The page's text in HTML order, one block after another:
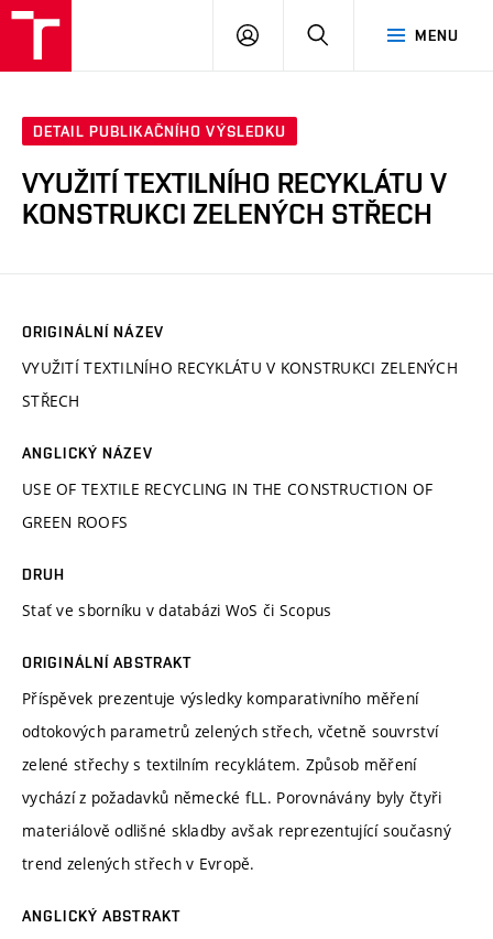
MENU
PŘIHLÁSIT
DETAIL PUBLIKAČNÍHO VÝSLEDKU
VYUŽITÍ TEXTILNÍHO RECYKLÁTU V
KONSTRUKCI ZELENÝCH STŘECH
ORIGINÁLNÍ NÁZEV
VYUŽITÍ TEXTILNÍHO RECYKLÁTU V KONSTRUKCI ZELENÝCH
STŘECH
ANGLICKÝ NÁZEV
USE OF TEXTILE RECYCLING IN THE CONSTRUCTION OF
GREEN ROOFS
DRUH
Stať ve sborníku v databázi WoS či Scopus
ORIGINÁLNÍ ABSTRAKT
Příspěvek prezentuje výsledky komparativního měření
odtokových parametrů zelených střech, včetně souvrství
zelené střechy s textilním recyklátem. Způsob měření
vychází z požadavků německé fLL. Porovnávány byly čtyři
materiálově odlišné skladby avšak reprezentující současný
trend zelených střech v Evropě.
ANGLICKÝ ABSTRAKT